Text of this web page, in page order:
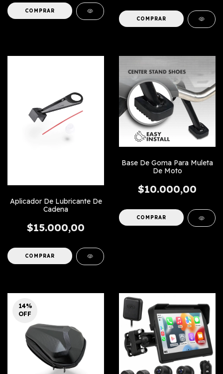
COMPRAR
Aplicador De Lubricante De
Cadena
$15.000,00
Base De Goma Para Muleta
De Moto
$10.000,00
14%
OFF